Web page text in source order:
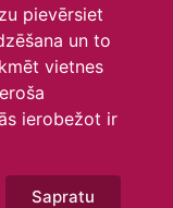
pievērsiet
un to
vietnes
ierobežot ir
Sapratu
S
10